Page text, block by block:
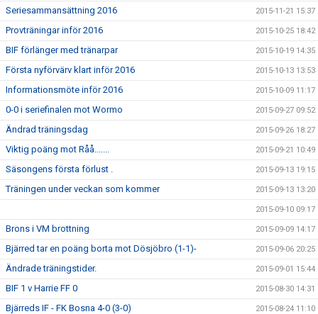
Seriesammansättning 2016 2015-11-21 15:37
Provträningar inför 2016 2015-10-25 18:42
BIF förlänger med tränarpar 2015-10-19 14:35
Första nyförvärv klart inför 2016 2015-10-13 13:53
Informationsmöte inför 2016 2015-10-09 11:17
0-0 i seriefinalen mot Wormo 2015-09-27 09:52
Ändrad träningsdag 2015-09-26 18:27
Viktig poäng mot Råå....... 2015-09-21 10:49
Säsongens första förlust . 2015-09-13 19:15
Träningen under veckan som kommer 2015-09-13 13:20
2015-09-10 09:17
Brons i VM brottning 2015-09-09 14:17
Bjärred tar en poäng borta mot Dösjöbro (1-1)- 2015-09-06 20:25
Ändrade träningstider. 2015-09-01 15:44
BIF 1 v Harrie FF 0 2015-08-30 14:31
Bjärreds IF - FK Bosna 4-0 (3-0) 2015-08-24 11:10